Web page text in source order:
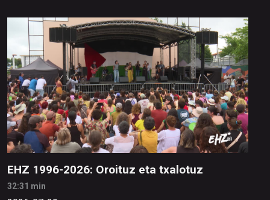
EHZ 1996-2026: Oroituz eta txalotuz
32:31 min